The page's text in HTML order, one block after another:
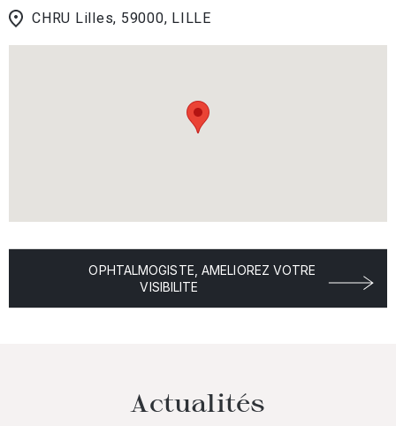
CHRU Lilles, 59000, LILLE
OPHTALMOGISTE, AMELIOREZ VOTRE
VISIBILITE
Actualités